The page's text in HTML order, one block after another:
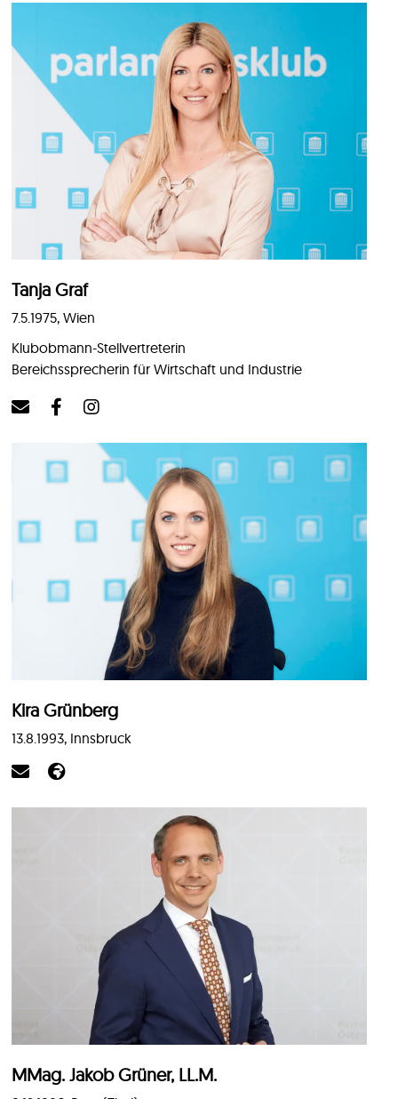
Tanja Graf
7.5.1975, Wien
Klubobmann-Stellvertreterin
Bereichssprecherin für Wirtschaft und Industrie
Kira Grünberg
13.8.1993, Innsbruck
MMag. Jakob Grüner, LL.M.